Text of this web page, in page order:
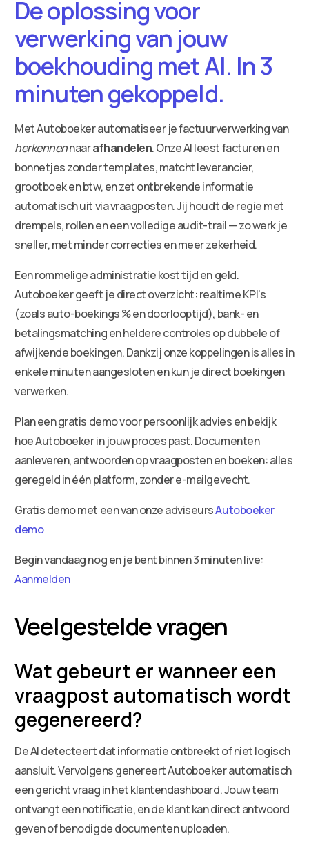
De oplossing voor
verwerking van jouw
boekhouding met AI. In 3
minuten gekoppeld.
Met Autoboeker automatiseer je factuurverwerking van
herkennennaarafhandelen. Onze AI leest facturen en
bonnetjes zonder templates, matcht leverancier,
grootboek en btw, en zet ontbrekende informatie
automatisch uit via vraagposten. Jij houdt de regie met
drempels, rollen en een volledige audit-trail — zo werk je
sneller, met minder correcties en meer zekerheid.
Een rommelige administratie kost tijd en geld.
Autoboeker geeft je direct overzicht: realtime KPI’s
(zoals auto-boekings % en doorlooptijd), bank- en
betalingsmatching en heldere controles op dubbele of
afwijkende boekingen. Dankzij onze koppelingen is alles in
enkele minuten aangesloten en kun je direct boekingen
verwerken.
Plan een gratis demo voor persoonlijk advies en bekijk
hoe Autoboeker in jouw proces past. Documenten
aanleveren, antwoorden op vraagposten en boeken: alles
geregeld in één platform, zonder e-mailgevecht.
Gratis demo met een van onze adviseursAutoboeker
demo
Begin vandaag nog en je bent binnen 3 minuten live:
Aanmelden
Veelgestelde vragen
Wat gebeurt er wanneer een
vraagpost automatisch wordt
gegenereerd?
De AI detecteert dat informatie ontbreekt of niet logisch
aansluit. Vervolgens genereert Autoboeker automatisch
een gericht vraag in het klantendashboard. Jouw team
ontvangt een notificatie, en de klant kan direct antwoord
geven of benodigde documenten uploaden.